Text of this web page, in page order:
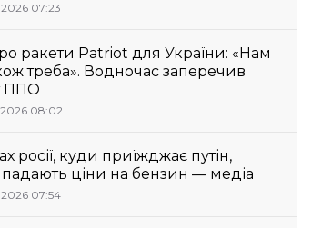
07:23
ракети Patriot для України: «Нам
треба». Водночас заперечив
ППО
08:02
росії, куди приїжджає путін,
падають ціни на бензин — медіа
07:54